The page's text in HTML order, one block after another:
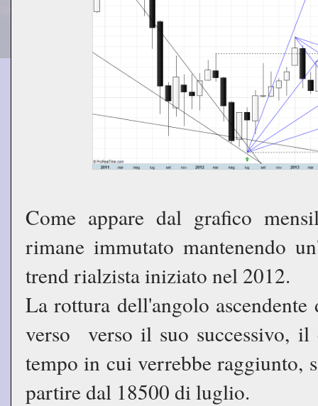
Come appare dal grafico
rimane immutato mantenendo
trend rialzista iniziato nel 2012.
La rottura dell'angolo
verso verso il suo successivo,
tempo in cui verrebbe raggiunto,
partire dal 18500 di luglio.